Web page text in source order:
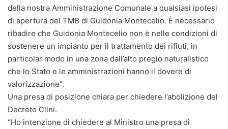
della nostra Amministrazione Comunale a qualsiasi ipotesi
di apertura del TMB di Guidonia Montecelio. È necessario
ribadire che Guidonia Montecelio non è nelle condizioni di
sostenere un impianto per il trattamento dei rifiuti, in
particolar modo in una zona dall’alto pregio naturalistico
che lo Stato e le amministrazioni hanno il dovere di
valorizzazione”.
Una presa di posizione chiara per chiedere l’abolizione del
Decreto Clini.
“Ho intenzione di chiedere al Ministro una presa di